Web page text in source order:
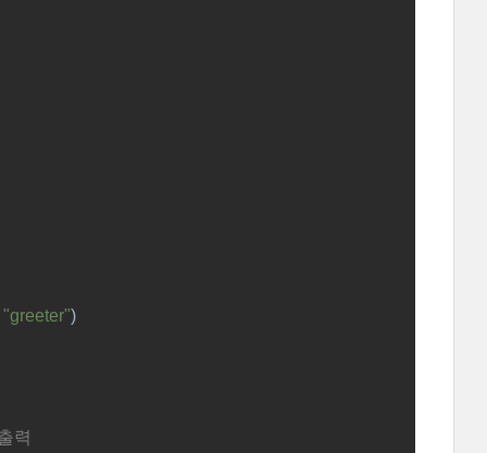
"greeter")
력